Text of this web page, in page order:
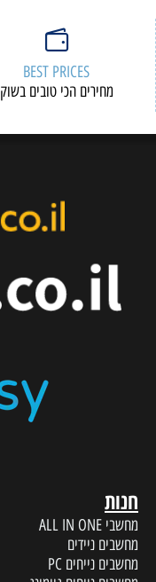
BEST PRICES
מחירים הכי טובים בשוק
חנות
מחשבי ALL IN ONE
מחשבים ניידים
מחשבים נייחים PC